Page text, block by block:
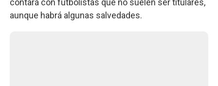
contará con futbolistas que no suelen ser titulares,
aunque habrá algunas salvedades.